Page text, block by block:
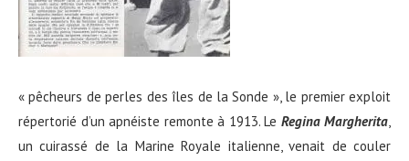
« pêcheurs de perles des îles de la Sonde », le premier exploit
répertorié d’un apnéiste remonte à 1913. Le Regina Margherita,
un cuirassé de la Marine Royale italienne, venait de couler